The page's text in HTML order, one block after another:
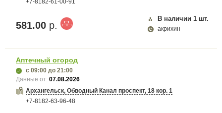
+7-8182-61-00-91
581.00 р.
В наличии 1 шт.
акрихин
Аптечный огород
с 09:00 до 21:00
Данные от:07.08.2026
Архангельск, Обводный Канал проспект, 18 кор. 1
+7-8182-63-96-48